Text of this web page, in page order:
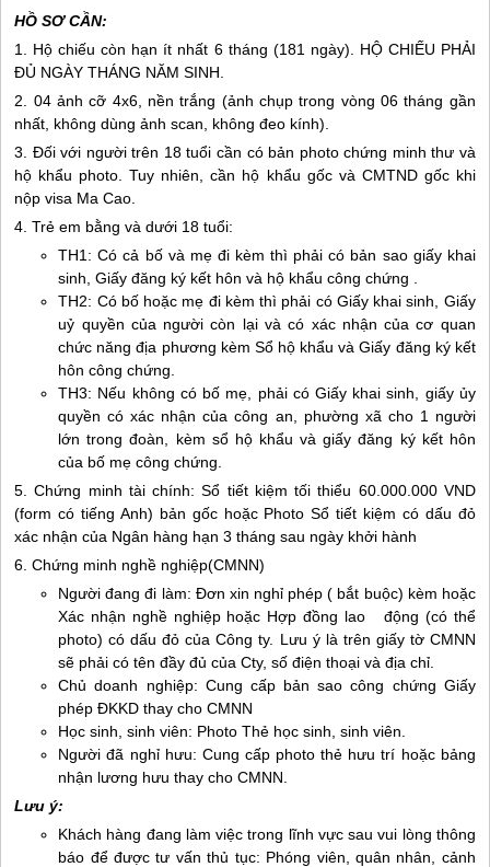
HỒ SƠ CẦN:
1. Hộ chiếu còn hạn ít nhất 6 tháng (181 ngày). HỘ CHIẾU PHẢI
ĐỦ NGÀY THÁNG NĂM SINH.
2. 04 ảnh cỡ 4x6, nền trắng (ảnh chụp trong vòng 06 tháng gần
nhất, không dùng ảnh scan, không đeo kính).
3. Đối với người trên 18 tuổi cần có bản photo chứng minh thư và
hộ khẩu photo. Tuy nhiên, cần hộ khẩu gốc và CMTND gốc khi
nộp visa Ma Cao.
4. Trẻ em bằng và dưới 18 tuổi:
TH1: Có cả bố và mẹ đi kèm thì phải có bản sao giấy khai
sinh, Giấy đăng ký kết hôn và hộ khẩu công chứng .
TH2: Có bố hoặc mẹ đi kèm thì phải có Giấy khai sinh, Giấy
uỷ quyền của người còn lại và có xác nhận của cơ quan
chức năng địa phương kèm Sổ hộ khẩu và Giấy đăng ký kết
hôn công chứng.
TH3: Nếu không có bố mẹ, phải có Giấy khai sinh, giấy ủy
quyền có xác nhận của công an, phường xã cho 1 người
lớn trong đoàn, kèm sổ hộ khẩu và giấy đăng ký kết hôn
của bố mẹ công chứng.
5. Chứng minh tài chính: Sổ tiết kiệm tối thiểu 60.000.000 VND
(form có tiếng Anh) bản gốc hoặc Photo Sổ tiết kiệm có dấu đỏ
xác nhận của Ngân hàng hạn 3 tháng sau ngày khởi hành
6. Chứng minh nghề nghiệp(CMNN)
Người đang đi làm: Đơn xin nghỉ phép ( bắt buộc) kèm hoặc
Xác nhận nghề nghiệp hoặc Hợp đồng lao động (có thể
photo) có dấu đỏ của Công ty. Lưu ý là trên giấy tờ CMNN
sẽ phải có tên đầy đủ của Cty, số điện thoại và địa chỉ.
Chủ doanh nghiệp: Cung cấp bản sao công chứng Giấy
phép ĐKKD thay cho CMNN
Học sinh, sinh viên: Photo Thẻ học sinh, sinh viên.
Người đã nghỉ hưu: Cung cấp photo thẻ hưu trí hoặc bảng
nhận lương hưu thay cho CMNN.
Lưu ý:
Khách hàng đang làm việc trong lĩnh vực sau vui lòng thông
báo để được tư vấn thủ tục: Phóng viên, quân nhân, cảnh